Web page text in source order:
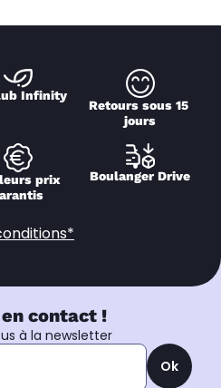
Infinity
Retours sous 15
jours
prix
Boulanger Drive
contact !
à la newsletter
Ok